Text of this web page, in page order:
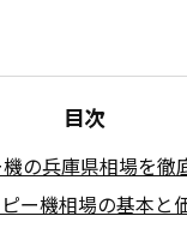
目次
の兵庫県相場を徹
ー機相場の基本と